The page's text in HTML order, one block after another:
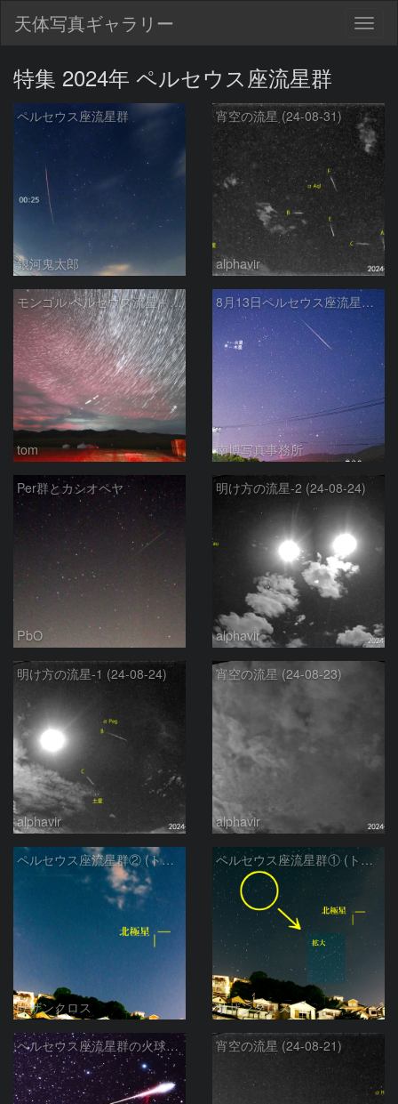
天体写真ギャラリー
特集 2024年 ペルセウス座流星群
ペルセウス座流星群
銀河鬼太郎
宵空の流星 (24-08-31)
alphavir
モンゴル ペルセウス流星＋オーロラ
tom
8月13日ペルセウス座流星群と火星木星接近
南博写真事務所
Per群とカシオペヤ
PbO
明け方の流星-2 (24-08-24)
alphavir
明け方の流星-1 (24-08-24)
alphavir
宵空の流星 (24-08-23)
alphavir
ペルセウス座流星群② (トリミング28mm相当)
サザンクロス
ペルセウス座流星群① (トリミング28mm相当)
サザンクロス
ペルセウス座流星群の火球と永続痕 240812 宵空の流星 (24-08-21)